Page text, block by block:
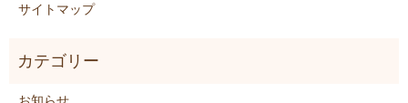
サイトマップ
お知らせ